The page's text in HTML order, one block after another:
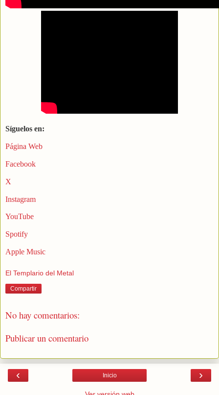
Síguelos en:
Página Web
Facebook
X
Instagram
YouTube
Spotify
Apple Music
El Templario del Metal
Compartir
No hay comentarios:
Publicar un comentario
‹ ›
Inicio